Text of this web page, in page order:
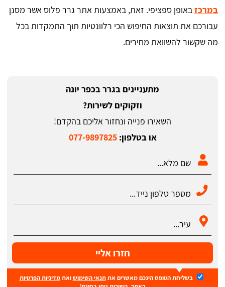
במרכזבאופן ספציפי. זאת, באמצעות אתר גרר פלוס אשר מסנן
עבורכם את תוצאות החיפוש הכי רלוונטיות תוך התמקדות בכל
מה שקשור להשוואת מחירים.
מתעניינים בגרר בכפר יונה
וזקוקים לשירות?
השאירו פנייה ונחזור אליכם בהקדם!
או בטלפון:077-9897825
חזרו אליי
בשליחת הטופס הינכם מאשרים אתתנאי השימושואתמדיניות הפרטיות